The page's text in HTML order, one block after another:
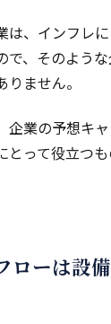
は、インフレ
で、そのよう
ません。
企業の予想キ
って役立つも
ローは設